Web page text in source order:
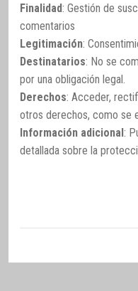
Finalidad: Gestión de
comentarios
Legitimación:
Destinatarios: No se
por una obligación legal.
Derechos: Acceder,
otros derechos, como se
Información adicional:
detallada sobre la